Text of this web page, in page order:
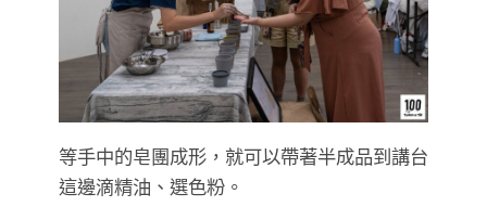
等手中的皂團成形，就可以帶著半成品到講台
這邊滴精油、選色粉。